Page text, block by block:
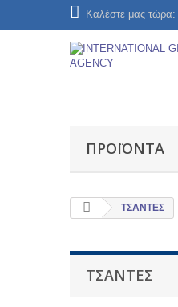
Καλέστε μας τώρα:
ΠΡΟΪΌΝΤΑ
ΤΣΑΝΤΕΣ
ΤΣΑΝΤΕΣ